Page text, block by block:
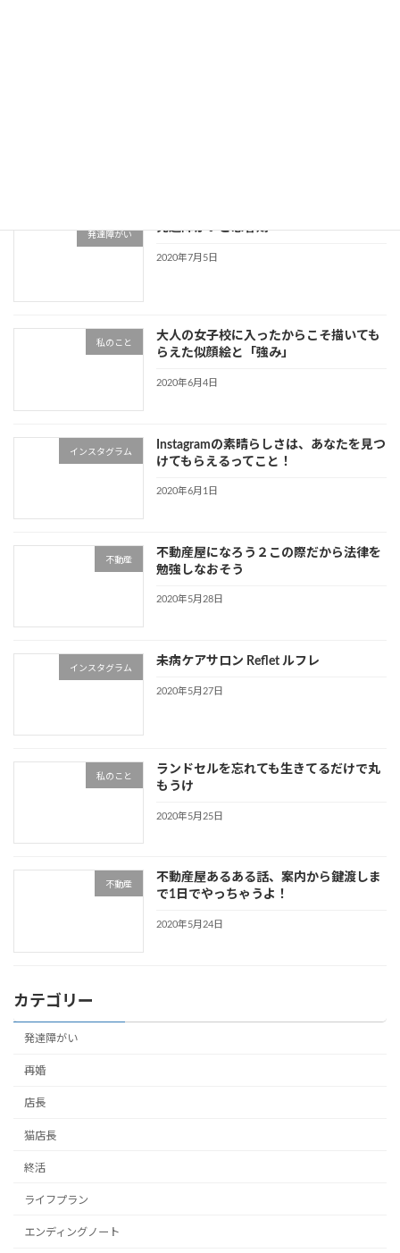
発達障がい
発達障がいと思春期
2020年7月5日
私のこと
大人の女子校に入ったからこそ描いても
らえた似顔絵と「強み」
2020年6月4日
インスタグラム
Instagramの素晴らしさは、あなたを見つ
けてもらえるってこと！
2020年6月1日
不動産
不動産屋になろう２この際だから法律を
勉強しなおそう
2020年5月28日
インスタグラム
未病ケアサロン Reflet ルフレ
2020年5月27日
私のこと
ランドセルを忘れても生きてるだけで丸
もうけ
2020年5月25日
不動産
不動産屋あるある話、案内から鍵渡しま
で1日でやっちゃうよ！
2020年5月24日
カテゴリー
発達障がい
再婚
店長
猫店長
終活
ライフプラン
エンディングノート